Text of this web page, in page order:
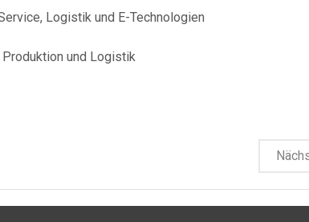
Logistik und E-Technologien
und Logistik